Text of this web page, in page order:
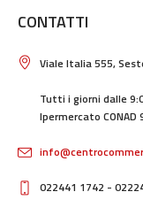
CONTATTI
Tutti i giorni dalle